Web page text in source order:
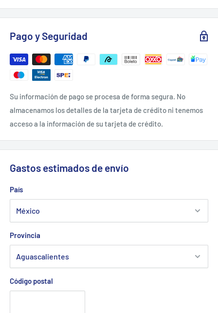
Tipo: Curva
Pago y Seguridad
Su información de pago se procesa de forma segura. No
almacenamos los detalles de la tarjeta de crédito ni tenemos
acceso a la información de su tarjeta de crédito.
Gastos estimados de envío
País
Provincia
Código postal